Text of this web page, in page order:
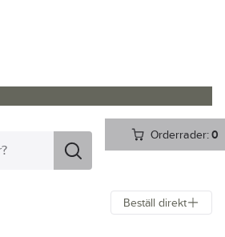
Orderrader:0
Beställ direkt